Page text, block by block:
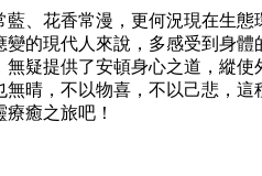
花香常漫，更何況現在生態
的現代人來說，多感受到身體
疑提供了安頓身心之道，縱
晴，不以物喜，不以己悲，
癒之旅吧！